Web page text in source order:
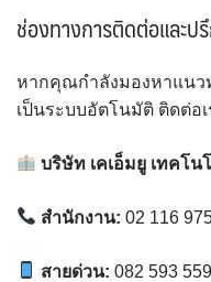
ช่องทางการติดต่อและป
หากคุณกำลังมองหาแนว
เป็นระบบอัตโนมัติ ติดต่อเ
บริษัท เคเอ็มยู เทคโน
สำนักงาน: 02 116
สายด่วน: 082 593